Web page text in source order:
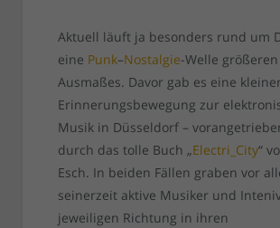
Aktuell läuft ja besonders rund um
eine Punk–Nostalgie-Welle größeren
Ausmaßes. Davor gab es eine
Erinnerungsbewegung zur
Musik in Düsseldorf –
durch das tolle Buch „Electri_City“
Esch. In beiden Fällen graben vor
seinerzeit aktive Musiker und
jeweiligen Richtung in ihren